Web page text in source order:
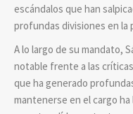
escándalos que han
profundas divisiones en la
A lo largo de su mandato,
notable frente a las
que ha generado
mantenerse en el cargo